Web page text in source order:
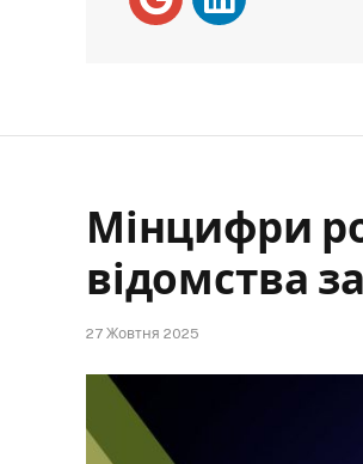
Мінцифри
відомства
27 Жовтня 2025